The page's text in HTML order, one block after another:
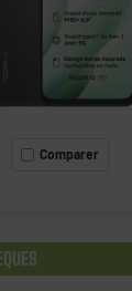
Comparer